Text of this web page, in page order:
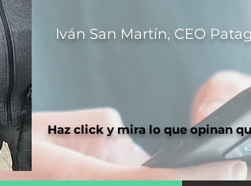
Iván San Martín, CEO
Haz click y mira lo que opinan